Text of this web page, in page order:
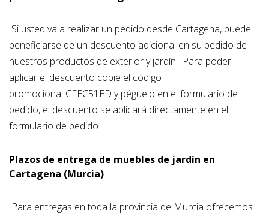
Si usted va a realizar un pedido desde Cartagena, puede
beneficiarse de un descuento adicional en su pedido de
nuestros productos de exterior y jardín. Para poder
aplicar el descuento copie el código
promocional CFEC51ED y péguelo en el formulario de
pedido, el descuento se aplicará directamente en el
formulario de pedido.
Plazos de entrega de muebles de jardín en
Cartagena (Murcia)
Para entregas en toda la provincia de Murcia ofrecemos